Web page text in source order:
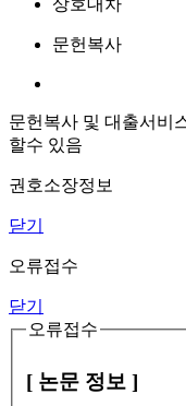
문헌복사
문헌복사 및 대출서비
할수 있음
권호소장정보
닫기
오류접수
닫기
오류접수
[ 논문 정보 ]